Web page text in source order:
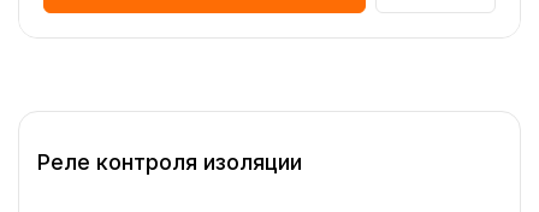
Реле контроля изоляции